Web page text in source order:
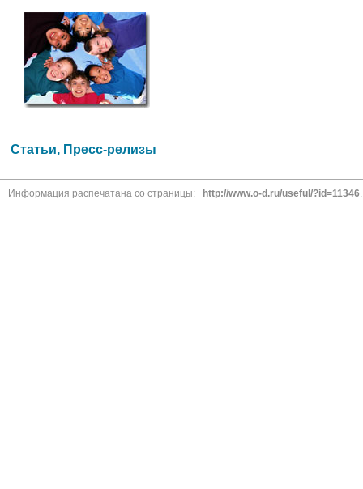
Статьи, Пресс-релизы
Информация распечатана со страницы: http://www.o-d.ru/useful/?id=11346